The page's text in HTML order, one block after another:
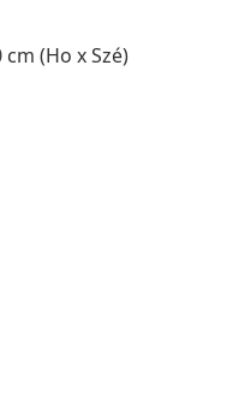
(Ho x Szé)